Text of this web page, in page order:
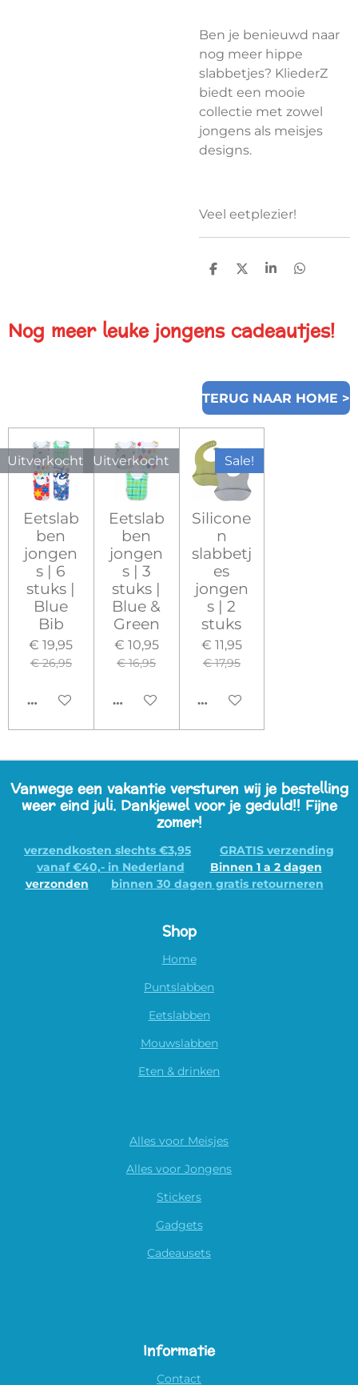
Ben je benieuwd naar
nog meer hippe
slabbetjes? KliederZ
biedt een mooie
collectie met zowel
jongens als meisjes
designs.
Veel eetplezier!
D
N
D
S
E
D
N
Nog meer leuke jongens cadeautjes!
TERUG NAAR HOME >
Uitverkocht
Eetslab
ben
jongen
s | 6
stuks |
Blue
Bib
€ 19,95
€ 26,95
HOUD MIJ OP DE HOOGTE
Uitverkocht
Eetslab
ben
jongen
s | 3
stuks |
Blue &
Green
€ 10,95
€ 16,95
HOUD MIJ OP DE HOOGTE
Sale!
Silicone
n
slabbetj
es
jongen
s | 2
stuks
€ 11,95
€ 17,95
IN WINKELWAGEN
Vanwege een vakantie versturen wij je bestelling
weer eind juli. Dankjewel voor je geduld!! Fijne
zomer!
verzendkosten slechts €3,95
GRATIS verzending
vanaf €40,- in Nederland
Binnen 1 a 2 dagen
verzonden
binnen 30 dagen gratis retourneren
Shop
Home
Puntslabben
Eetslabben
Mouwslabben
Eten & drinken
Alles voor Meisjes
Alles voor Jongens
Stickers
Gadgets
Cadeausets
Informatie
Contact